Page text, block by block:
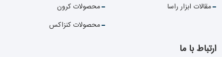
مقالات ابزار راسا
محصولات کرون
محصولات کنزاکس
ارتباط با ما